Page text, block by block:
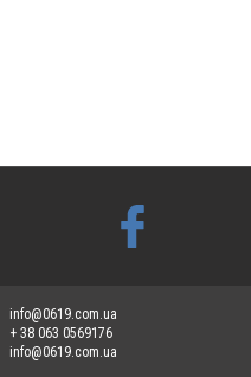
info@0619.com.ua
+ 38 063 0569176
info@0619.com.ua